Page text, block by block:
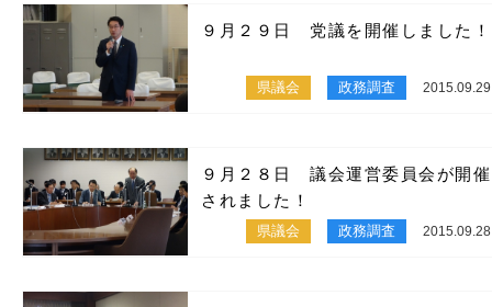
９月２９日 党議を開催しました！
県議会 政務調査 2015.09.29
９月２８日 議会運営委員会が開催
されました！
県議会 政務調査 2015.09.28